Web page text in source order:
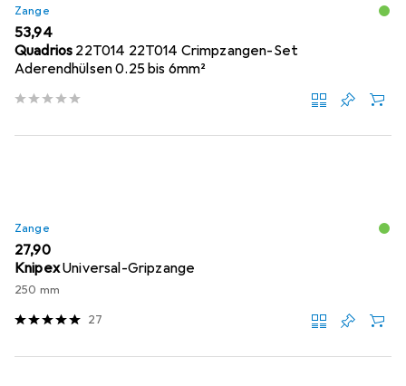
Zange
EUR
53,94
Quadrios 22T014 22T014 Crimpzangen-Set
Aderendhülsen 0.25 bis 6mm²
Zange
EUR
27,90
KnipexUniversal-Gripzange
250 mm
27